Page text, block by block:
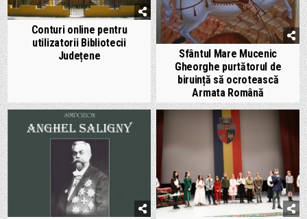
Conturi online pentru
utilizatorii Bibliotecii
Județene
Sfântul Mare Mucenic
Gheorghe purtătorul de
biruință să ocrotească
Armata Română